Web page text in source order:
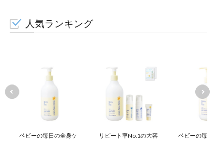
人気ランキング
ベビーの毎日の全身ケ
リピート率No.1の大容
ベビーの毎日